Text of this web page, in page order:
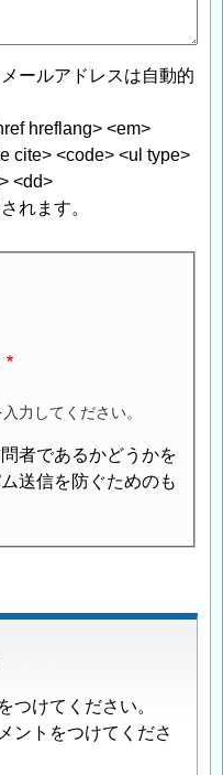
ールアドレスは自動的
hreflang> <em>
cite> <code> <ul type>
<dd>
れます。
力してください。
者であるかどうかを
送信を防ぐためのも
つけてください。
ントをつけてくださ